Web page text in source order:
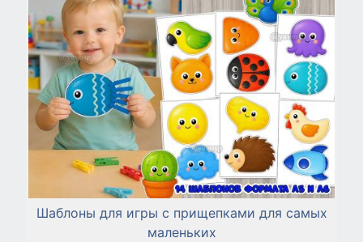
Шаблоны для игры с прищепками для самых
маленьких